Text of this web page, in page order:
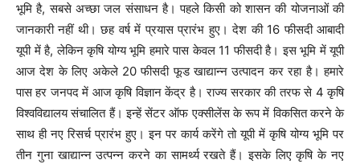
भूमि है, सबसे अच्छा जल संसाधन है। पहले किसी को शासन की योजनाओं की
जानकारी नहीं थी। छह वर्ष में प्रयास प्रारंभ हुए। देश की 16 फीसदी आबादी
यूपी में है, लेकिन कृषि योग्य भूमि हमारे पास केवल 11 फीसदी है। इस भूमि में यूपी
आज देश के लिए अकेले 20 फीसदी फूड खाद्यान्न उत्पादन कर रहा है। हमारे
पास हर जनपद में आज कृषि विज्ञान केंद्र है। राज्य सरकार की तरफ से 4 कृषि
विश्वविद्यालय संचालित हैं। इन्हें सेंटर ऑफ एक्सीलेंस के रूप में विकसित करने के
साथ ही नए रिसर्च प्रारंभ हुए। इन पर कार्य करेंगे तो यूपी में कृषि योग्य भूमि पर
तीन गुना खाद्यान्न उत्पन्न करने का सामर्थ्य रखते हैं। इसके लिए कृषि के नए